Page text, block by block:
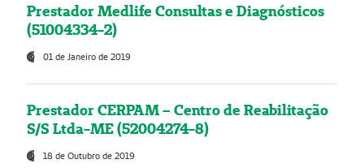
Prestador Medlife Consultas e Diagnósticos
(51004334-2)
01 de Janeiro de 2019
Prestador CERPAM – Centro de Reabilitação
S/S Ltda-ME (52004274-8)
18 de Outubro de 2019